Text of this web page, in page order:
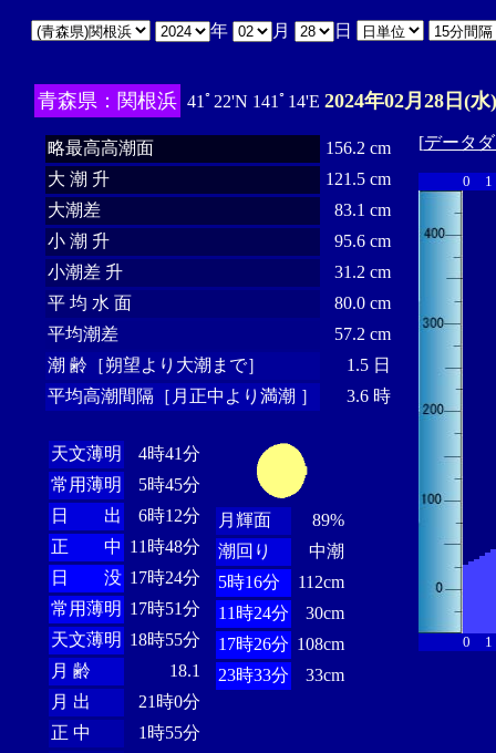
年 月 日
青森県：関根浜 41ﾟ22'N 141ﾟ14'E 2024年02月28日(水)
略最高高潮面
156.2 cm
大 潮 升
121.5 cm
大潮差
83.1 cm
小 潮 升
95.6 cm
小潮差 升
31.2 cm
平 均 水 面
80.0 cm
平均潮差
57.2 cm
潮 齢［朔望より大潮まで］
1.5 日
平均高潮間隔［月正中より満潮 ］
3.6 時
天文薄明
4時41分
常用薄明
5時45分
日 出
6時12分
正 中 11時48分
日 没 17時24分
常用薄明 17時51分
天文薄明 18時55分
月 齢
18.1
月 出
21時0分
正 中
1時55分
月輝面
89%
潮回り
中潮
5時16分
112cm
11時24分
30cm
17時26分 108cm
23時33分
33cm
[データ
0 1
0 1